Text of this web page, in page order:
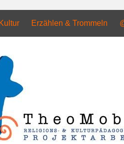
Erzählen & Trommeln